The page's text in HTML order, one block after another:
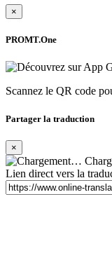
×
PROMT.One
Scannez le QR code
Partager la traduction
×
Lien direct vers la